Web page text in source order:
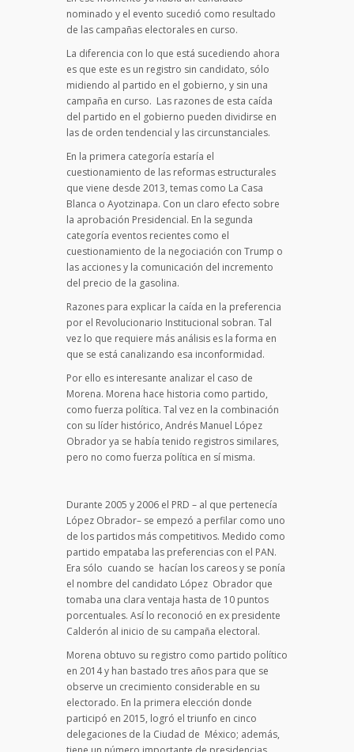
nominado y el evento sucedió como resultado
de las campañas electorales en curso.
La diferencia con lo que está sucediendo ahora
es que este es un registro sin candidato, sólo
midiendo al partido en el gobierno, y sin una
campaña en curso. Las razones de esta caída
del partido en el gobierno pueden dividirse en
las de orden tendencial y las circunstanciales.
En la primera categoría estaría el
cuestionamiento de las reformas estructurales
que viene desde 2013, temas como La Casa
Blanca o Ayotzinapa. Con un claro efecto sobre
la aprobación Presidencial. En la segunda
categoría eventos recientes como el
cuestionamiento de la negociación con Trump o
las acciones y la comunicación del incremento
del precio de la gasolina.
Razones para explicar la caída en la preferencia
por el Revolucionario Institucional sobran. Tal
vez lo que requiere más análisis es la forma en
que se está canalizando esa inconformidad.
Por ello es interesante analizar el caso de
Morena. Morena hace historia como partido,
como fuerza política. Tal vez en la combinación
con su líder histórico, Andrés Manuel López
Obrador ya se había tenido registros similares,
pero no como fuerza política en sí misma.
Durante 2005 y 2006 el PRD – al que pertenecía
López Obrador– se empezó a perfilar como uno
de los partidos más competitivos. Medido como
partido empataba las preferencias con el PAN.
Era sólo cuando se hacían los careos y se ponía
el nombre del candidato López Obrador que
tomaba una clara ventaja hasta de 10 puntos
porcentuales. Así lo reconoció en ex presidente
Calderón al inicio de su campaña electoral.
Morena obtuvo su registro como partido político
en 2014 y han bastado tres años para que se
observe un crecimiento considerable en su
electorado. En la primera elección donde
participó en 2015, logró el triunfo en cinco
delegaciones de la Ciudad de México; además,